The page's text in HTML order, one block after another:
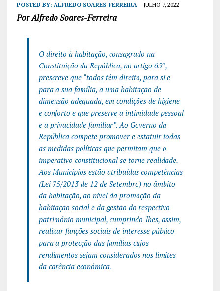
POSTED BY: ALFREDO SOARES-FERREIRA JULHO 7, 2022
Por Alfredo Soares-Ferreira
O direito à habitação, consagrado na
Constituição da República, no artigo 65º,
prescreve que “todos têm direito, para si e
para a sua família, a uma habitação de
dimensão adequada, em condições de higiene
e conforto e que preserve a intimidade pessoal
e a privacidade familiar”. Ao Governo da
República compete promover e estatuir todas
as medidas políticas que permitam que o
imperativo constitucional se torne realidade.
Aos Municípios estão atribuídas competências
(Lei 75/2013 de 12 de Setembro) no âmbito
da habitação, ao nível da promoção da
habitação social e da gestão do respectivo
património municipal, cumprindo-lhes, assim,
realizar funções sociais de interesse público
para a protecção das famílias cujos
rendimentos sejam considerados nos limites
da carência económica.